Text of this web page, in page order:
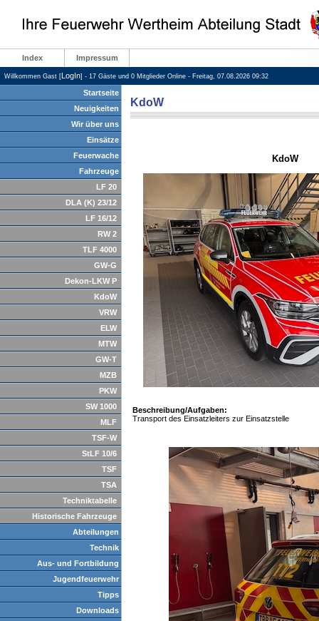
Index Impressum
Willkommen Gast [LogIn] - 17 Gäste und 0 Mitglieder Online - Freitag, 07.08.2026 09:32
Startseite
Neuigkeiten
Wir über uns
Einsätze
Feuerwache
Fahrzeuge
LF 20
DLA (K) 23/12
LF 16/12
RW 2
TLF 4000
GW-G
Dekon-LKW P
KdoW
VRW
ELW
MTW
GW-T
MZB
PKW
SW 1000
MLF
TSF-W
StLF 10/6
TSF
TSA
Techniktabelle
Historische Fahrzeuge
Abteilungen
Technik
Aus- und Fortbildung
Jugendfeuerwehr
Tipps
Downloads
KdoW
KdoW
Beschreibung/Aufgaben:
Transport des Einsatzleiters zur Einsatzstelle